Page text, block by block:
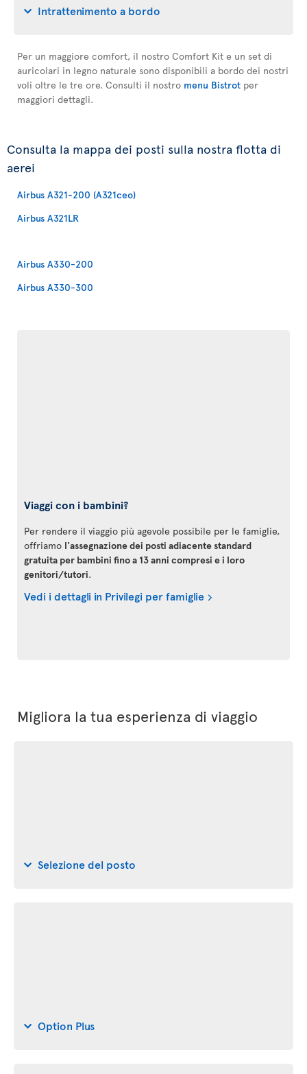
Intrattenimento a bordo
Per un maggiore comfort, il nostro Comfort Kit e un set di
auricolari in legno naturale sono disponibili a bordo dei nostri
voli oltre le tre ore. Consulti il nostro menu Bistrot per
maggiori dettagli.
Consulta la mappa dei posti sulla nostra flotta di
aerei
Airbus A321-200 (A321ceo)
Airbus A321LR
Airbus A330-200
Airbus A330-300
Viaggi con i bambini?
Per rendere il viaggio più agevole possibile per le famiglie,
offriamo l'assegnazione dei posti adiacente standard
gratuita per bambini fino a 13 anni compresi e i loro
genitori/tutori.
Vedi i dettagli in Privilegi per famiglie
Migliora la tua esperienza di viaggio
Selezione del posto
Option Plus